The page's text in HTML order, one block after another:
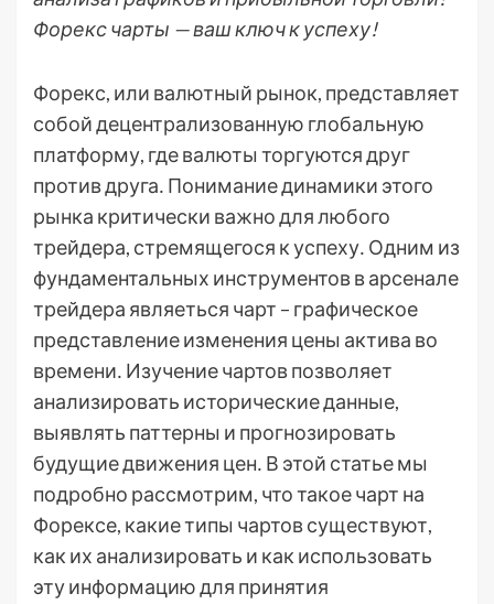
Форекс чарты — ваш ключ к успеху!
Форекс, или валютный рынок, представляет
собой децентрализованную глобальную
платформу, где валюты торгуются друг
против друга․ Понимание динамики этого
рынка критически важно для любого
трейдера, стремящегося к успеху․ Одним из
фундаментальных инструментов в арсенале
трейдера являеться чарт – графическое
представление изменения цены актива во
времени․ Изучение чартов позволяет
анализировать исторические данные,
выявлять паттерны и прогнозировать
будущие движения цен․ В этой статье мы
подробно рассмотрим, что такое чарт на
Форексе, какие типы чартов существуют,
как их анализировать и как использовать
эту информацию для принятия